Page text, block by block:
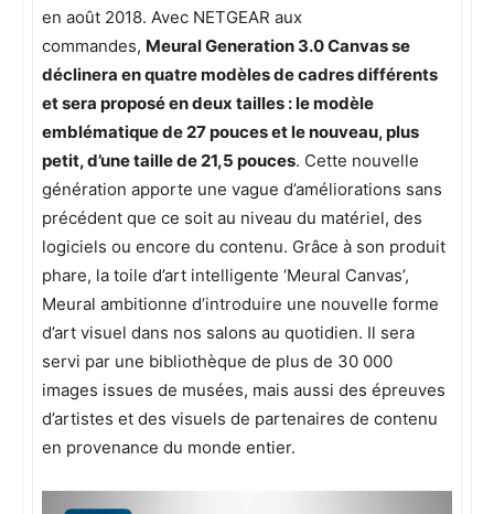
en août 2018. Avec NETGEAR aux
commandes, Meural Generation 3.0 Canvas se
déclinera en quatre modèles de cadres différents
et sera proposé en deux tailles : le modèle
emblématique de 27 pouces et le nouveau, plus
petit, d’une taille de 21,5 pouces. Cette nouvelle
génération apporte une vague d’améliorations sans
précédent que ce soit au niveau du matériel, des
logiciels ou encore du contenu. Grâce à son produit
phare, la toile d’art intelligente ‘Meural Canvas’,
Meural ambitionne d’introduire une nouvelle forme
d’art visuel dans nos salons au quotidien. Il sera
servi par une bibliothèque de plus de 30 000
images issues de musées, mais aussi des épreuves
d’artistes et des visuels de partenaires de contenu
en provenance du monde entier.